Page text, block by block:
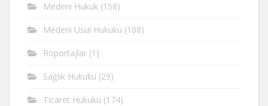
Medeni Hukuk (158)
Medeni Usul Hukuku (108)
Röportajlar (1)
Sağlık Hukuku (29)
Ticaret Hukuku (174)